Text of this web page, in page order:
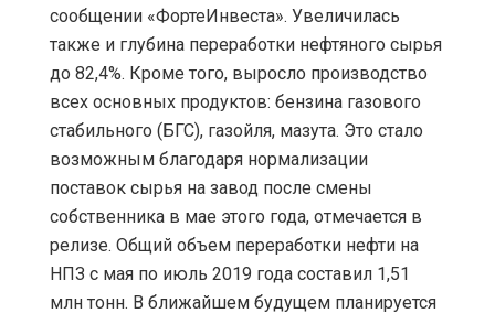
сообщении «ФортеИнвеста». Увеличилась
также и глубина переработки нефтяного сырья
до 82,4%. Кроме того, выросло производство
всех основных продуктов: бензина газового
стабильного (БГС), газойля, мазута. Это стало
возможным благодаря нормализации
поставок сырья на завод после смены
собственника в мае этого года, отмечается в
релизе. Общий объем переработки нефти на
НПЗ с мая по июль 2019 года составил 1,51
млн тонн. В ближайшем будущем планируется